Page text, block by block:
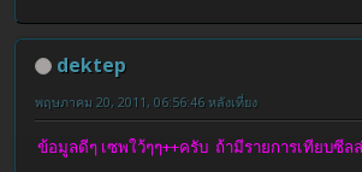
dektep
พฤษภาคม 20, 2011, 06:56:46 หลังเที่ยง
ข้อมูลดีๆ เซพใว้ๆๆ++ครับ ถ้ามีรายการเทียบซีล